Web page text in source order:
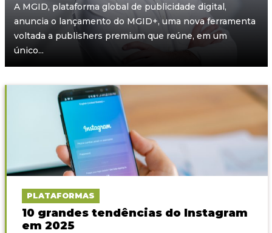
A MGID, plataforma global de publicidade digital,
anuncia o lançamento do MGID+, uma nova ferramenta
voltada a publishers premium que reúne, em um
único...
PLATAFORMAS
10 grandes tendências do Instagram
em 2025